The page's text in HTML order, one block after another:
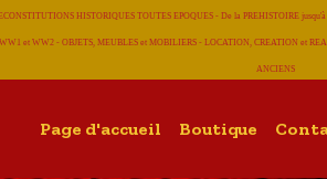
HISTORIQUES TOUTES EPOQUES - De la PREHISTOIRE
et WW2 - OBJETS, MEUBLES et MOBILIERS - LOCATION, CREATION et
ANCIENS
Page d'accueil Boutique